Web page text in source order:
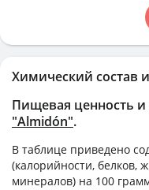
Химический состав
Пищевая ценность
"Almidón".
В таблице приведено
(калорийности, белков,
минералов) на 100